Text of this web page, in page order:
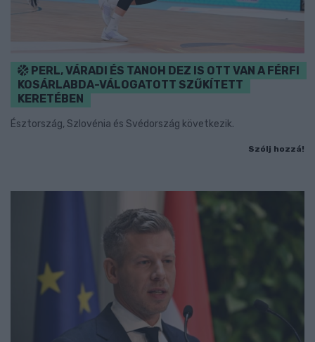
PERL, VÁRADI ÉS TANOH DEZ IS OTT VAN A FÉRFI
KOSÁRLABDA-VÁLOGATOTT SZŰKÍTETT
KERETÉBEN
Észtország, Szlovénia és Svédország következik.
Szólj hozzá!